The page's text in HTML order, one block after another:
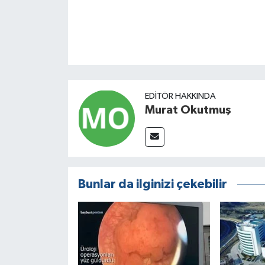
EDITÖR HAKKINDA
Murat Okutmuş
Bunlar da ilginizi çekebilir